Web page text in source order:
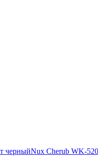
черныйNux Cherub WK-